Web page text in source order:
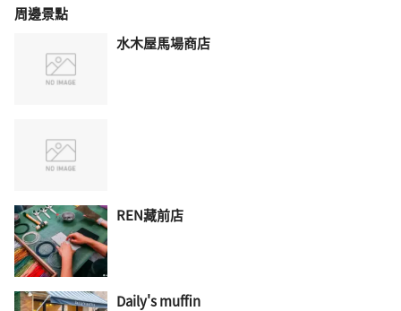
周邊景點
水木屋馬場商店
REN藏前店
Daily's muffin